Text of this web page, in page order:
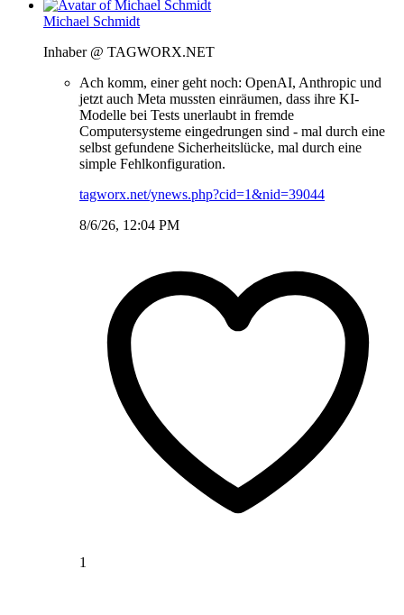
Michael Schmidt
Inhaber @ TAGWORX.NET
Ach komm, einer geht noch: OpenAI, Anthropic und
jetzt auch Meta mussten einräumen, dass ihre KI-
Modelle bei Tests unerlaubt in fremde
Computersysteme eingedrungen sind - mal durch eine
selbst gefundene Sicherheitslücke, mal durch eine
simple Fehlkonfiguration.
tagworx.net/ynews.php?cid=1&nid=39044
8/6/26, 12:04 PM
1